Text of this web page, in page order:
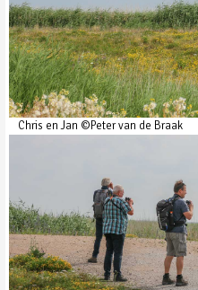
Chris en Jan ©Peter van de Braak